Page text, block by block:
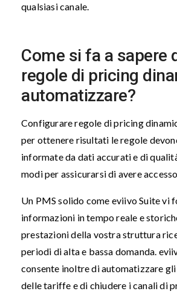
qualsiasi canale.
Come si fa a sapere
regole di pricing
automatizzare?
Configurare regole di pricing
per ottenere risultati le regole
informate da dati accurati e di
modi per assicurarsi di avere
Un PMS solido come eviivo Suite vi
informazioni in tempo reale e
prestazioni della vostra struttura
periodi di alta e bassa domanda.
consente inoltre di automatizzare
delle tariffe e di chiudere i canali di